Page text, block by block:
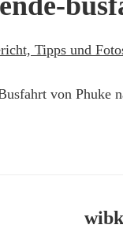
von Phuke